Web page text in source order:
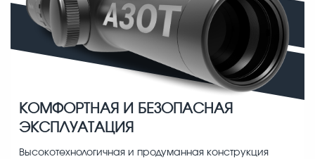
КОМФОРТНАЯ И БЕЗОПАСНАЯ
ЭКСПЛУАТАЦИЯ
Высокотехнологичная и продуманная конструкция